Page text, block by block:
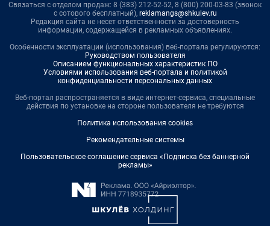
Связаться с отделом продаж: 8 (383) 212-52-52, 8 (800) 200-03-83 (звонок
с сотового бесплатный), reklamangs@shkulev.ru
Редакция сайта не несет ответственности за достоверность
информации, содержащейся в рекламных объявлениях.
Особенности эксплуатации (использования) веб-портала регулируются:
Руководством пользователя
Описанием функциональных характеристик ПО
Условиями использования веб-портала и политикой
конфиденциальности персональных данных
Веб-портал распространяется в виде интернет-сервиса, специальные
действия по установке на стороне пользователя не требуются
Политика использования cookies
Рекомендательные системы
Пользовательское соглашение сервиса «Подписка без баннерной
рекламы»